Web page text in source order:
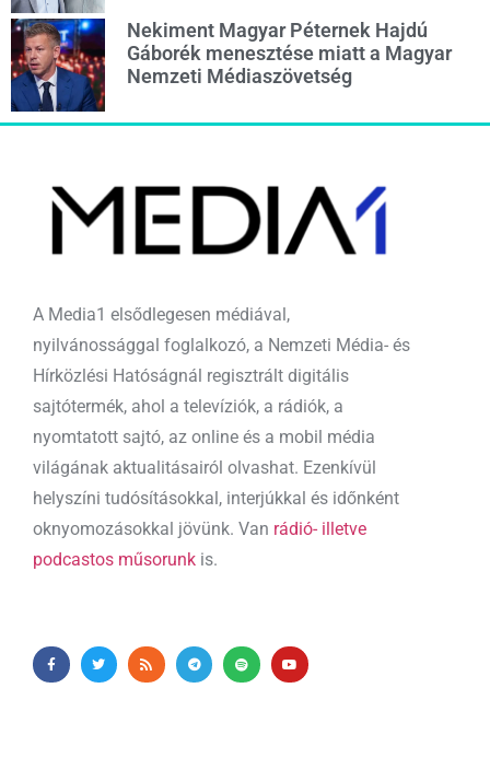
Nekiment Magyar Péternek Hajdú
Gáborék menesztése miatt a Magyar
Nemzeti Médiaszövetség
A Media1 elsődlegesen médiával,
nyilvánossággal foglalkozó, a Nemzeti Média- és
Hírközlési Hatóságnál regisztrált digitális
sajtótermék, ahol a televíziók, a rádiók, a
nyomtatott sajtó, az online és a mobil média
világának aktualitásairól olvashat. Ezenkívül
helyszíni tudósításokkal, interjúkkal és időnként
oknyomozásokkal jövünk. Van rádió- illetve
podcastos műsorunk is.